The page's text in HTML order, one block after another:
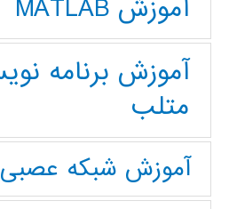
آموزش MATLAB
آموزش برنامه
متلب
آموزش شبکه